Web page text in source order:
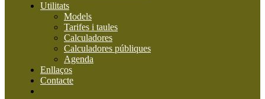
Utilitats
Models
Tarifes i taules
Calculadores
Calculadores públiques
Agenda
Enllaços
Contacte